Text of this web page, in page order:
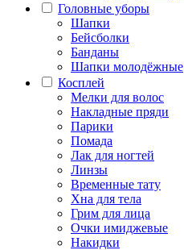
Головные уборы
Шапки
Бейсболки
Банданы
Шапки молодёжные
Косплей
Мелки для волос
Накладные пряди
Парики
Помада
Лак для ногтей
Линзы
Временные тату
Хна для тела
Грим для лица
Очки имиджевые
Накидки